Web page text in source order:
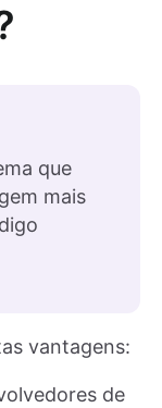
que
mais
vantagens:
de